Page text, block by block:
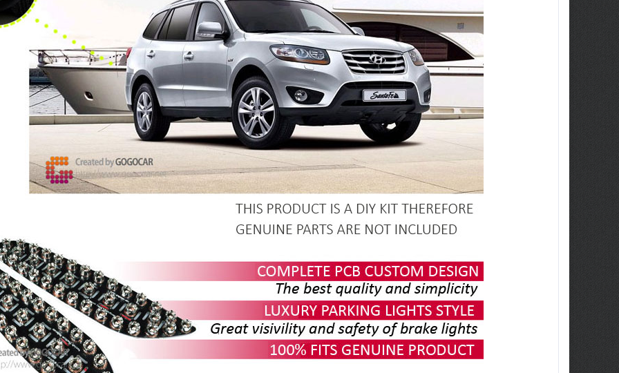
Grand Starex
K-TUNING POP
Решетка радиатора Ver.2 - KIA
Sportage R (ROADRUNS)
K-TUNING POP
Решетка радиатора - Hyundai All New
Tucson (ROADRUNS)
Only $185.00